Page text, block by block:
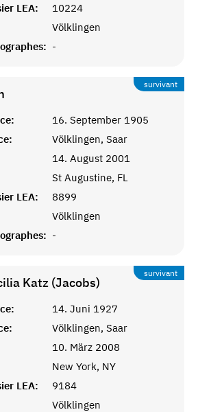
LEA:
10224
Völklingen
-
survivant
16. September 1905
Völklingen, Saar
14. August 2001
St Augustine, FL
LEA:
8899
Völklingen
-
survivant
Katz (Jacobs)
14. Juni 1927
Völklingen, Saar
10. März 2008
New York, NY
LEA:
9184
Völklingen